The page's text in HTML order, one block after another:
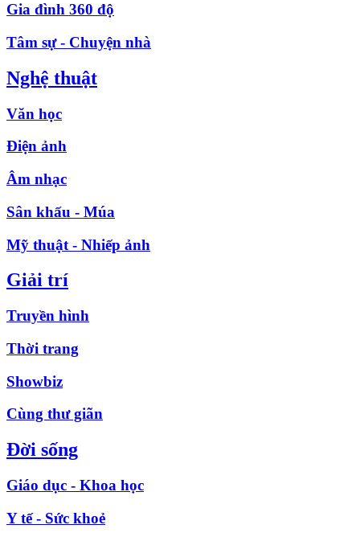
Gia đình 360 độ
Tâm sự - Chuyện nhà
Nghệ thuật
Văn học
Điện ảnh
Âm nhạc
Sân khấu - Múa
Mỹ thuật - Nhiếp ảnh
Giải trí
Truyền hình
Thời trang
Showbiz
Cùng thư giãn
Đời sống
Giáo dục - Khoa học
Y tế - Sức khoẻ